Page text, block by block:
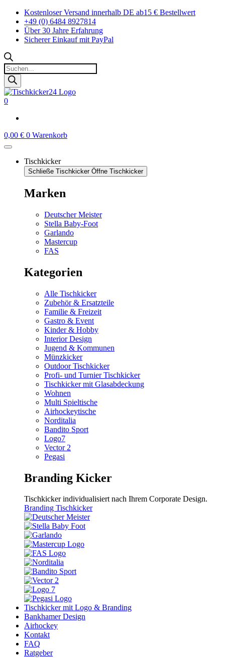
Zum
Inhalt
springen
Kostenloser Versand innerhalb DE ab15 € Bestellwert
+49 (0) 6484 8927814
Über 30 Jahre Erfahrung
Sicherer Einkauf mit PayPal
Products
search
0
0,00 € 0 Warenkorb
Tischkicker
Schließe Tischkicker Öffne Tischkicker
Marken
Deutscher Meister
Stella Baby-Foot
Garlando
Mastercup
FAS
Kategorien
Alle Tischkicker
Zubehör & Ersatzteile
Familie & Freizeit
Gastro & Event
Kinder & Hobby
Interior Design
Jugend & Kommunen
Münzkicker
Outdoor Tischkicker
Profi- und Turnier Tischkicker
Tischkicker mit Glasabdeckung
Wohnen
Multi Spieltische
Airhockeytische
Norditalia
Bandito Sport
Logo7
Vector 2
Pegasi
Branding Kicker
Tischkicker individualisiert nach Ihrem Corporate Design.
Branding Tischkicker
Tischkicker mit Logo & Branding
Bankhamer Design
Airhockey
Kontakt
FAQ
Ratgeber